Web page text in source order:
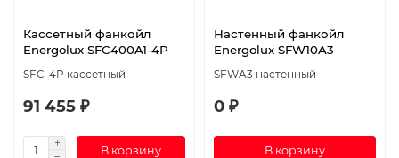
Кассетный фанкойл
Energolux SFC400A1-4P
SFC-4P кассетный
91 455 ₽
В корзину
Настенный фанкойл
Energolux SFW10A3
SFWA3 настенный
0 ₽
В корзину